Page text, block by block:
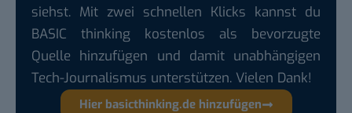
siehst. Mit zwei schnellen Klicks kannst du
BASIC thinking kostenlos als bevorzugte
Quelle hinzufügen und damit unabhängigen
Tech-Journalismus unterstützen. Vielen Dank!
Hier basicthinking.de hinzufügen